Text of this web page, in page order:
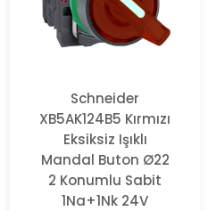
Schneider
XB5AK124B5 Kırmızı
Eksiksiz Işıklı
Mandal Buton Ø22
2 Konumlu Sabit
1Na+1Nk 24V